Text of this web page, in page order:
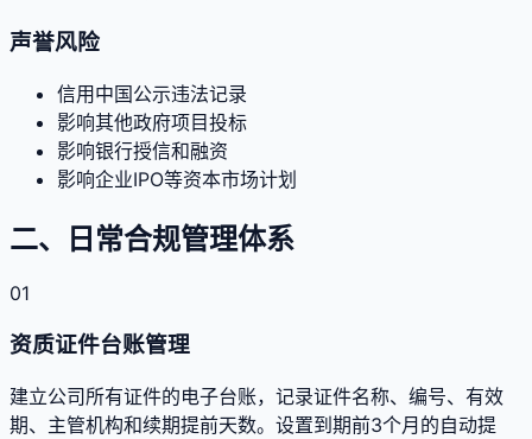
声誉风险
信用中国公示违法记录
影响其他政府项目投标
影响银行授信和融资
影响企业IPO等资本市场计划
二、日常合规管理体系
01
资质证件台账管理
建立公司所有证件的电子台账，记录证件名称、编号、有效
期、主管机构和续期提前天数。设置到期前3个月的自动提